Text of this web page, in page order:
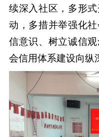
续深入社区，多形
动，多措并举强化
信意识、树立诚信
会信用体系建设向纵